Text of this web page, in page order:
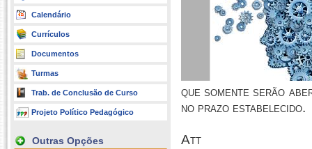
Calendário
Currículos
Documentos
Turmas
Trab. de Conclusão de Curso
Projeto Político Pedagógico
Outras Opções
que somente serão
no prazo estabelecido.
Att